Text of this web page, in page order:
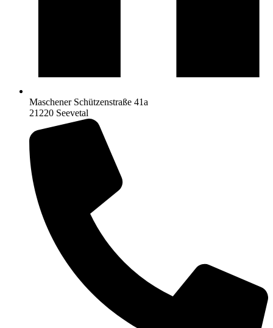
Maschener Schützenstraße 41a
21220 Seevetal